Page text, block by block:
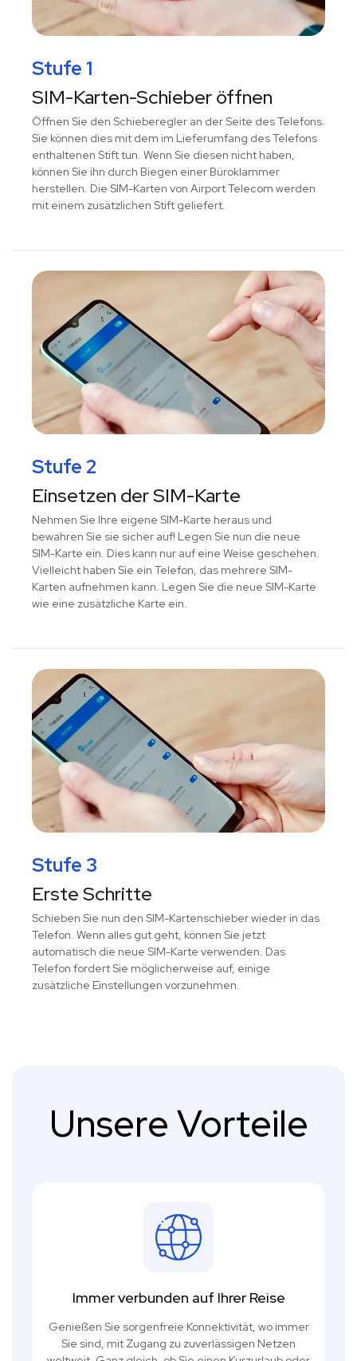
Stufe 1
SIM-Karten-Schieber öffnen
Öffnen Sie den Schieberegler an der Seite des Telefons.
Sie können dies mit dem im Lieferumfang des Telefons
enthaltenen Stift tun. Wenn Sie diesen nicht haben,
können Sie ihn durch Biegen einer Büroklammer
herstellen. Die SIM-Karten von Airport Telecom werden
mit einem zusätzlichen Stift geliefert.
Stufe 2
Einsetzen der SIM-Karte
Nehmen Sie Ihre eigene SIM-Karte heraus und
bewahren Sie sie sicher auf! Legen Sie nun die neue
SIM-Karte ein. Dies kann nur auf eine Weise geschehen.
Vielleicht haben Sie ein Telefon, das mehrere SIM-
Karten aufnehmen kann. Legen Sie die neue SIM-Karte
wie eine zusätzliche Karte ein.
Stufe 3
Erste Schritte
Schieben Sie nun den SIM-Kartenschieber wieder in das
Telefon. Wenn alles gut geht, können Sie jetzt
automatisch die neue SIM-Karte verwenden. Das
Telefon fordert Sie möglicherweise auf, einige
zusätzliche Einstellungen vorzunehmen.
Unsere Vorteile
Immer verbunden auf Ihrer Reise
Genießen Sie sorgenfreie Konnektivität, wo immer
Sie sind, mit Zugang zu zuverlässigen Netzen